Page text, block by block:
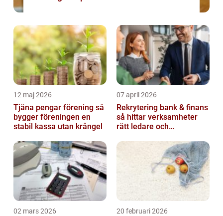
12 maj 2026
Tjäna pengar förening så
bygger föreningen en
stabil kassa utan krångel
07 april 2026
Rekrytering bank & finans
så hittar verksamheter
rätt ledare och
02 mars 2026 20 februari 2026